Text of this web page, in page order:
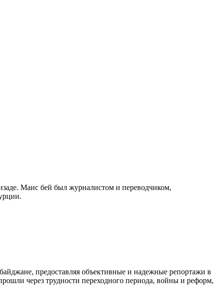
Маис бей был журналистом и переводчиком,
предоставляя объективные и надежные репортажи в
через трудности переходного периода, войны и реформ,